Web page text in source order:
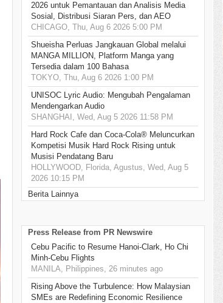
2026 untuk Pemantauan dan Analisis Media
Sosial, Distribusi Siaran Pers, dan AEO
CHICAGO, Thu, Aug 6 2026 5:00 PM
Shueisha Perluas Jangkauan Global melalui
MANGA MILLION, Platform Manga yang
Tersedia dalam 100 Bahasa
TOKYO, Thu, Aug 6 2026 1:00 PM
UNISOC Lyric Audio: Mengubah Pengalaman
Mendengarkan Audio
SHANGHAI, Wed, Aug 5 2026 11:58 PM
Hard Rock Cafe dan Coca-Cola® Meluncurkan
Kompetisi Musik Hard Rock Rising untuk
Musisi Pendatang Baru
HOLLYWOOD, Florida, Agustus, Wed, Aug 5
2026 10:15 PM
Berita Lainnya
Press Release from PR Newswire
Cebu Pacific to Resume Hanoi-Clark, Ho Chi
Minh-Cebu Flights
MANILA, Philippines, 26 minutes ago
Rising Above the Turbulence: How Malaysian
SMEs are Redefining Economic Resilience